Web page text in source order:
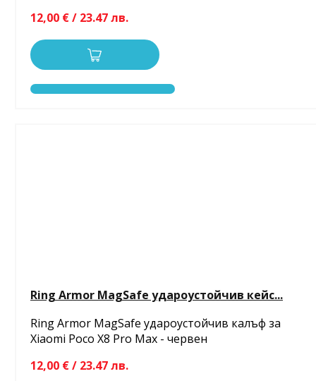
12,00 € / 23.47 лв.
Ring Armor MagSafe удароустойчив кейс...
Ring Armor MagSafe удароустойчив калъф за
Xiaomi Poco X8 Pro Max - червен
12,00 € / 23.47 лв.